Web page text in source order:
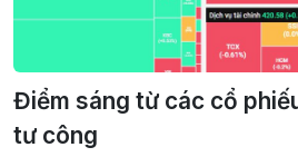
Điểm sáng từ các cổ
tư công